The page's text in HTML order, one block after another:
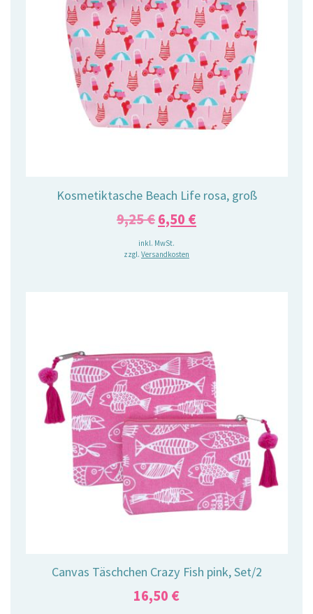
Kosmetiktasche Beach Life rosa, groß
9,25€Ursprünglicher
Preis
war:
6,50 €Aktueller
inkl. MwSt.
zzgl. Versandkosten
Canvas Täschchen Crazy Fish pink, Set/2
16,50 €